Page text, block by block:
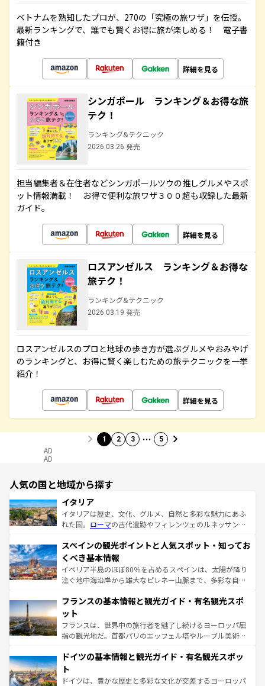
ベトナムを熟知したプロが、270の「究極の旅ワザ」を伝授。
最新ランキングで、誰でも賢くお得に旅が楽しめる！ 電子書
籍付き
詳細を見る
シンガポール ランキング＆お得な旅
テク！
ランキング&テクニック
2026.03.26 発売
担当編集者＆在住者などシンガポールツウの推しグルメやスポ
ット情報満載！ お得で便利な旅ワザ３００超も収録した最新
ガイド。
詳細を見る
ロスアンゼルス ランキング＆お得な
旅テク！
ランキング&テクニック
2026.03.19 発売
ロスアンゼルスのプロと地球の歩き方が選ぶグルメやおみやげ
のランキングと、お得に賢く楽しむための旅テクニックを一挙
紹介！
詳細を見る
1 2 3 … 5
AD
AD
人気の国と地域から探す
イタリア
イタリアは歴史、文化、グルメ、自然と多彩な魅力にあふ
れた国。 ローマの古代遺跡やフィレンツェのルネッサンス
ろん、トスカーナの美しい田園風景やアマルフィ海岸の絶
景など、自然景観も見逃せない。観光の合間には、本場の
ピザやパスタなど、絶品のイタリア料理を堪能することも
できる。朝目覚めてから夜眠るまで、すべての瞬間を楽し
なお、新着のイタリア情報はコンテンツ一覧を参照してほ
しい。
スペインの観光ポイントと人気スポット・知ってお
くべき基本情報
イベリア半島のほぼ80％を占めるスペインは、太陽が降り
注ぐ地中海沿岸から雄大なピレネー山脈まで、多彩な自然
文化が根付くこの国では、情熱的なフラメンコ、熱気あふ
れる闘牛、そして美味しいタパスが生活の一部となってい
る。首都マドリードの洗練された雰囲気や、バルセロナの
アートに溢れた街角から、地方では古代ローマ遺跡や中世
せる。地方によって風土や気候が異なるスペインはその個
ンテンツ一覧 を参照してほしい。
フランスの基本情報と観光ガイド・有名観光スポ
ット
フランスは、世界中の旅行者を魅了し続けるヨーロッパ屈
指の観光地だ。首都パリのエッフェル塔やルーブル美術館
で、幅広い魅力が詰まっている。華麗な宮殿、歴史的な大
聖堂、美しいビーチ、そして豊かな自然が、訪れる者を心
から魅了する。また、フランスは美食の国としても知ら
ドイツの基本情報と観光ガイド・有名観光スポッ
ト
ドイツは、豊かな歴史と多彩な文化が交差するヨーロッパ